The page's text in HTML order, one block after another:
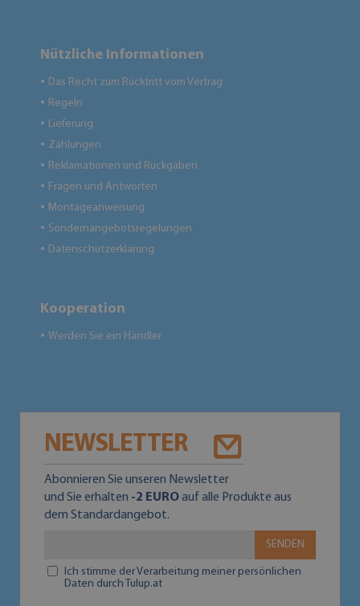
Nützliche Informationen
● Das Recht zum Rücktritt vom Vertrag
● Regeln
● Lieferung
● Zahlungen
● Reklamationen und Rückgaben
● Fragen und Antworten
● Montageanweisung
● Sondernangebotsregelungen
● Datenschutzerklärung
Kooperation
● Werden Sie ein Händler
NEWSLETTER
Abonnieren Sie unseren Newsletter
und Sie erhalten -2 EUROauf alle Produkte aus
dem Standardangebot.
SENDEN
Ich stimme der Verarbeitung meiner persönlichen
Daten durch Tulup.at